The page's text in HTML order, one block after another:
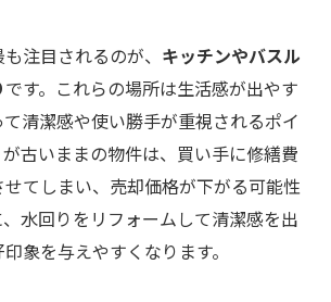
注目されるのが、 キッチンやバスル
です。これらの場所は生活感が出やす
清潔感や使い勝手が重視されるポイ
古いままの物件は、買い手に修繕費
てしまい、売却価格が下がる可能性
水回りをリフォームして清潔感を出
象を与えやすくなります。